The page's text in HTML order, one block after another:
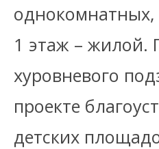
1 этаж – жилой.
хуровневого
проекте
детских